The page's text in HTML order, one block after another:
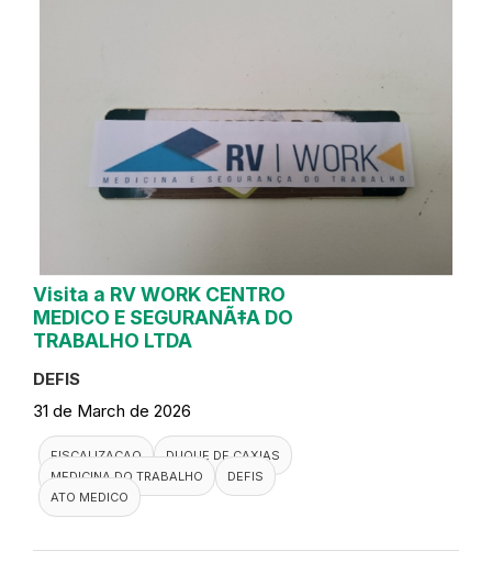
Visita a RV WORK CENTRO
MEDICO E SEGURANÃ‡A DO
TRABALHO LTDA
DEFIS
31 de March de 2026
FISCALIZACAO
DUQUE DE CAXIAS
MEDICINA DO TRABALHO
DEFIS
ATO MEDICO